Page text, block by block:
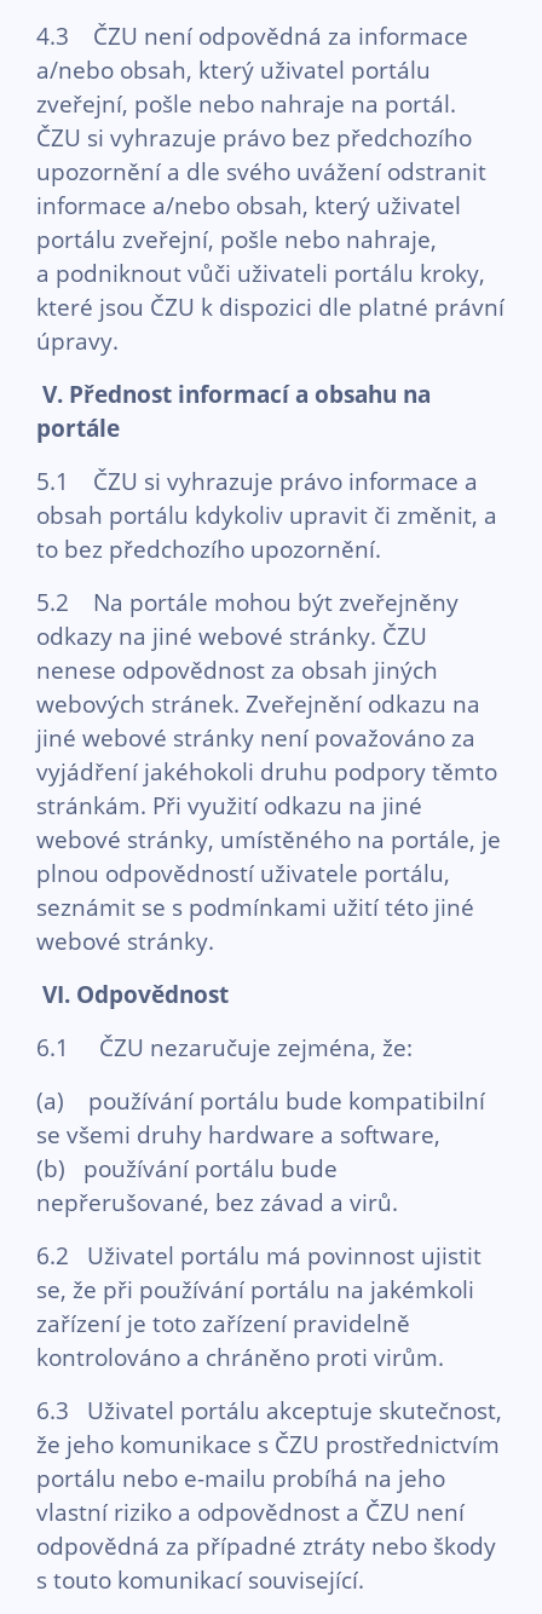
4.3 ČZU není odpovědná za informace
a/nebo obsah, který uživatel portálu
zveřejní, pošle nebo nahraje na portál.
ČZU si vyhrazuje právo bez předchozího
upozornění a dle svého uvážení odstranit
informace a/nebo obsah, který uživatel
portálu zveřejní, pošle nebo nahraje,
a podniknout vůči uživateli portálu kroky,
které jsou ČZU k dispozici dle platné právní
úpravy.
V. Přednost informací a obsahu na
portále
5.1 ČZU si vyhrazuje právo informace a
obsah portálu kdykoliv upravit či změnit, a
to bez předchozího upozornění.
5.2 Na portále mohou být zveřejněny
odkazy na jiné webové stránky. ČZU
nenese odpovědnost za obsah jiných
webových stránek. Zveřejnění odkazu na
jiné webové stránky není považováno za
vyjádření jakéhokoli druhu podpory těmto
stránkám. Při využití odkazu na jiné
webové stránky, umístěného na portále, je
plnou odpovědností uživatele portálu,
seznámit se s podmínkami užití této jiné
webové stránky.
VI. Odpovědnost
6.1 ČZU nezaručuje zejména, že:
(a) používání portálu bude kompatibilní
se všemi druhy hardware a software,
(b) používání portálu bude
nepřerušované, bez závad a virů.
6.2 Uživatel portálu má povinnost ujistit
se, že při používání portálu na jakémkoli
zařízení je toto zařízení pravidelně
kontrolováno a chráněno proti virům.
6.3 Uživatel portálu akceptuje skutečnost,
že jeho komunikace s ČZU prostřednictvím
portálu nebo e-mailu probíhá na jeho
vlastní riziko a odpovědnost a ČZU není
odpovědná za případné ztráty nebo škody
s touto komunikací související.